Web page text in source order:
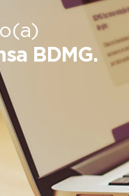
BDMG.